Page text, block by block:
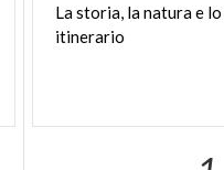
Lastoria, lanaturae lo
itinerario